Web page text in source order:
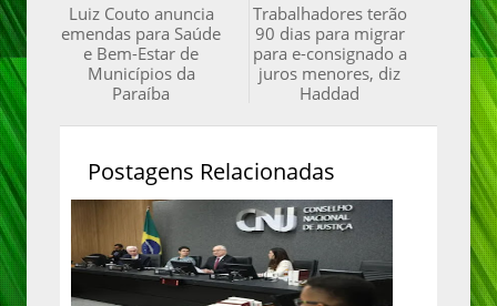
Trabalhadores terão
90 dias para migrar
para e-consignado a
juros menores, diz
Haddad
Luiz Couto anuncia
emendas para Saúde
e Bem-Estar de
Municípios da
Paraíba
Postagens Relacionadas